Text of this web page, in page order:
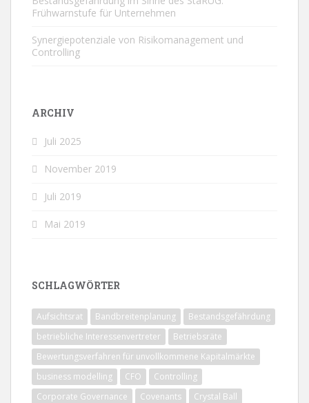
Frühwarnstufe für Unternehmen
Synergiepotenziale von Risikomanagement und
Controlling
ARCHIV
Juli 2025
November 2019
Juli 2019
Mai 2019
SCHLAGWÖRTER
Aufsichtsrat Bandbreitenplanung
Bestandsgefährdung
betriebliche Interessenvertreter
Betriebsräte
Bewertungsverfahren für unvollkommene Kapitalmärkte
business modelling
CFO
Controlling
Corporate Governance
Covenants
Crystal Ball